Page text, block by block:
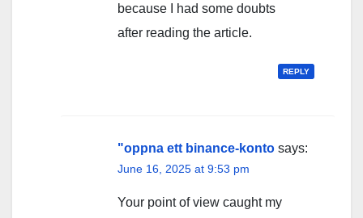
because I had some doubts
after reading the article.
REPLY
"oppna ett binance-konto says:
June 16, 2025 at 9:53 pm
Your point of view caught my